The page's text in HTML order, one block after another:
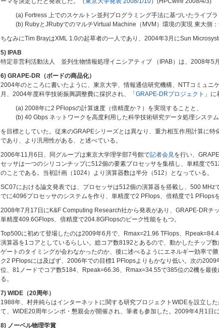
(a) Fortress 上でのスケルトン並列プログラミング手法に基づいたライブ
(b) RubyとJRubyでのマルチVirtual Machine（MVM）環境の実現 東大側
ちなみにTim BrayはXML 1.0の起草者の一人であり、2004年3月にSun
5) IPAB
特定非営利活動法人 並列生物情報処理イニシアティブ （IPAB）は、2008年5
6) GRAPE-DR（ボードの商品化）
2004年のところに書いたように、東京大学、情報通信研究機構、NTTコミュ
月、2004年度科学技術振興調整費に採択され、「 GRAPE-DRプロジェクト 」
(a) 2008年に2 PFlopsの計算速度（倍精度か？）を実現することと、
(b) 40 Gbps ネットワークを高度利用した科学技術研究データ処理システ
を目標としていた。従来のGRAPEシリーズとは異なり、重力相互作用計算に
であり、より汎用性がある、と述べている。
2006年11月6日、同グループは東京大学理学部7号館で記者会見を行い、
セッサは一つのシリコンチップに512個の要素プロセッサを集積し、単精度で
のことである。当初計画（1024）より演算器数は半分（512）となっている。
SC07における論文発表では、プロセッサは512個の演算器を搭載し、500
でに4096プロセッサのシステムを作り、単精度で2 PFlops、倍精度で1 PFlops
2008年7月17日にK&F Computing Research社から発表があり、GRAPE-DRチ
単精度409.6GFlops、倍精度で204.8GFlopsのピーク性能をもつ。
Top500に初めて登場したのは2009年6月で、Rmax=21.96 TFlops、
演算器を1コアとしているらしい。総コア数8192とあるので、動かしたチップ
ゲートのタイミングが会わなかったのか、後に述べるようにエネルギー効率で
ク2 PFlopsには及ばず、2006年での目標1 PFlopsよりもかなり低い。次の
位、81ノードでコア数5184、Rpeak=66.36、Rmax=34.55で385位の2機を最
る。
7) WIDE（20周年）
1988年、村井純らはインターネットに関する研究プロジェクトWIDEを設立し
て、WIDE20周年シンポ・懇親会が開催され、筆者も参加した。2009年4月1日
8) ノーベル物理学賞